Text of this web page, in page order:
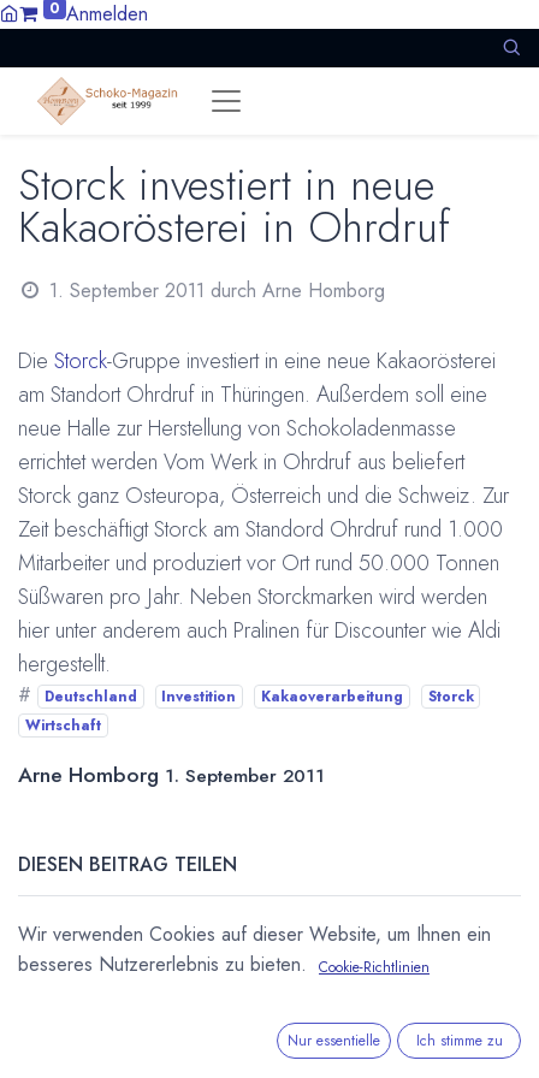
0 Anmelden
Storck investiert in neue
Kakaorösterei in Ohrdruf
1. September 2011 durch Arne Homborg
Die Storck-Gruppe investiert in eine neue Kakaorösterei
am Standort Ohrdruf in Thüringen. Außerdem soll eine
neue Halle zur Herstellung von Schokoladenmasse
errichtet werden Vom Werk in Ohrdruf aus beliefert
Storck ganz Osteuropa, Österreich und die Schweiz. Zur
Zeit beschäftigt Storck am Standord Ohrdruf rund 1.000
Mitarbeiter und produziert vor Ort rund 50.000 Tonnen
Süßwaren pro Jahr. Neben Storckmarken wird werden
hier unter anderem auch Pralinen für Discounter wie Aldi
hergestellt.
# Deutschland Investition Kakaoverarbeitung
Storck
Wirtschaft
Arne Homborg 1. September 2011
DIESEN BEITRAG TEILEN
Wir verwenden Cookies auf dieser Website, um Ihnen ein
besseres Nutzererlebnis zu bieten.
Cookie-Richtlinien
Nur essentielle Ich stimme zu